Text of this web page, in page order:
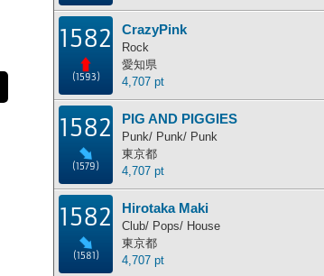
1582
(1593)
CrazyPink
Rock
愛知県
4,707 pt
1582
(1579)
PIG AND PIGGIES
Punk/ Punk/ Punk
東京都
4,707 pt
1582
(1581)
Hirotaka Maki
Club/ Pops/ House
東京都
4,707 pt